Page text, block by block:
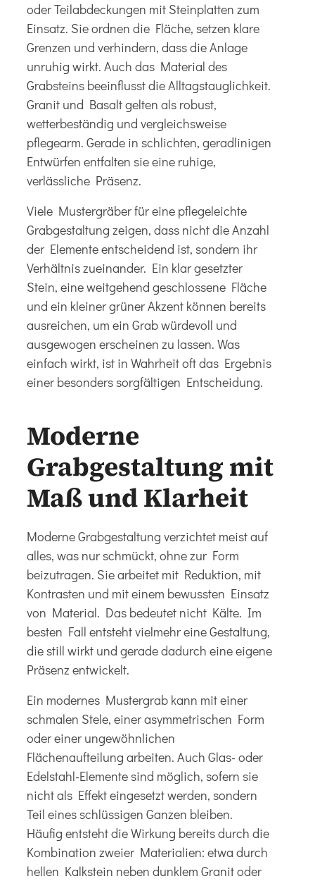
oder Teilabdeckungen mit Steinplatten zum
Einsatz. Sie ordnen die Fläche, setzen klare
Grenzen und verhindern, dass die Anlage
unruhig wirkt. Auch das Material des
Grabsteins beeinflusst die Alltagstauglichkeit.
Granit und Basalt gelten als robust,
wetterbeständig und vergleichsweise
pflegearm. Gerade in schlichten, geradlinigen
Entwürfen entfalten sie eine ruhige,
verlässliche Präsenz.
Viele Mustergräber für eine pflegeleichte
Grabgestaltung zeigen, dass nicht die Anzahl
der Elemente entscheidend ist, sondern ihr
Verhältnis zueinander. Ein klar gesetzter
Stein, eine weitgehend geschlossene Fläche
und ein kleiner grüner Akzent können bereits
ausreichen, um ein Grab würdevoll und
ausgewogen erscheinen zu lassen. Was
einfach wirkt, ist in Wahrheit oft das Ergebnis
einer besonders sorgfältigen Entscheidung.
Moderne
Grabgestaltung mit
Maß und Klarheit
Moderne Grabgestaltung verzichtet meist auf
alles, was nur schmückt, ohne zur Form
beizutragen. Sie arbeitet mit Reduktion, mit
Kontrasten und mit einem bewussten Einsatz
von Material. Das bedeutet nicht Kälte. Im
besten Fall entsteht vielmehr eine Gestaltung,
die still wirkt und gerade dadurch eine eigene
Präsenz entwickelt.
Ein modernes Mustergrab kann mit einer
schmalen Stele, einer asymmetrischen Form
oder einer ungewöhnlichen
Flächenaufteilung arbeiten. Auch Glas- oder
Edelstahl-Elemente sind möglich, sofern sie
nicht als Effekt eingesetzt werden, sondern
Teil eines schlüssigen Ganzen bleiben.
Häufig entsteht die Wirkung bereits durch die
Kombination zweier Materialien: etwa durch
hellen Kalkstein neben dunklem Granit oder